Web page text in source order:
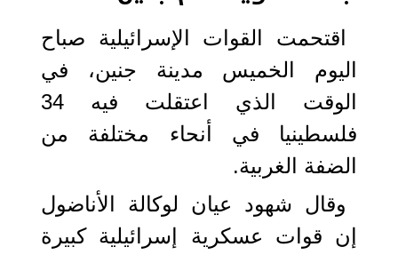
اقتحمت القوات الإسرائيلية صباح
اليوم الخميس مدينة جنين، في
الوقت الذي اعتقلت فيه 34
فلسطينيا في أنحاء مختلفة من
الضفة الغربية.
وقال شهود عيان لوكالة الأناضول
إن قوات عسكرية إسرائيلية كبيرة